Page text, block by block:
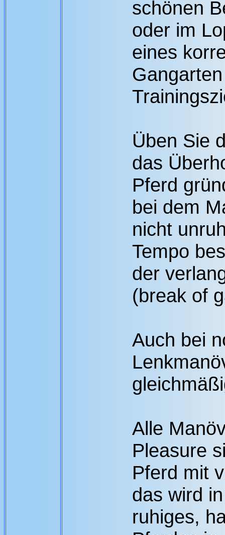
schönen
oder im
eines
Üben Sie
das
Pferd
bei dem
nicht
Tempo
der
(break of
Auch bei
Alle
Pleasure
Pferd mit
das wird
ruhiges,